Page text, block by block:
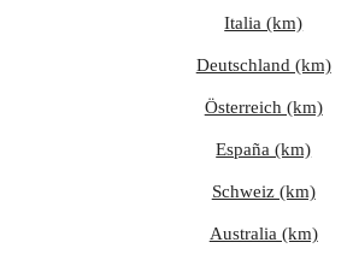
Italia (km)
Deutschland (km)
Österreich (km)
España (km)
Schweiz (km)
Australia (km)